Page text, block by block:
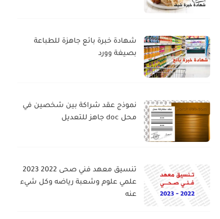
شهادة خبرة بائع جاهزة للطباعة
بصيغة وورد
نموذج عقد شراكة بين شخصين في
محل doc جاهز للتعديل
تنسيق معهد فني صحى 2022 2023
علمي علوم وشعبة رياضه وكل شيء
عنه